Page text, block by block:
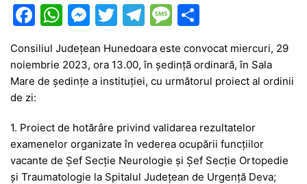
F
a
c
e
b
o
o
k
W
at
s
p
p
M
s
s
n
g
er
T
itt
er
T
e
gr
m
M
s
s
g
e
ta
je
z
ă
Consiliul Județean Hunedoara este convocat miercuri, 29
noiembrie 2023, ora 13.00, în ședință ordinară, în Sala
Mare de ședințe a instituției, cu următorul proiect al ordinii
de zi:
1. Proiect de hotărâre privind validarea rezultatelor
examenelor organizate în vederea ocupării funcţiilor
vacante de Șef Secție Neurologie și Șef Secție Ortopedie
și Traumatologie la Spitalul Județean de Urgență Deva;